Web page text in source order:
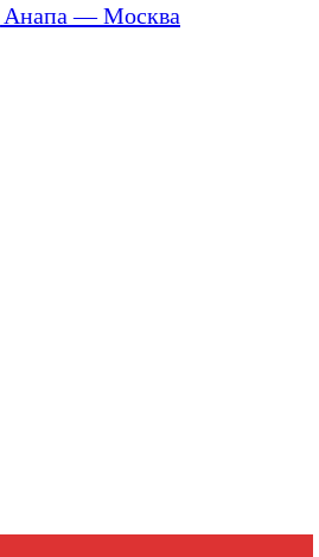
Анапа — Москва